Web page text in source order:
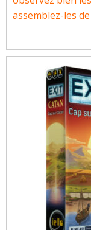
assemblez-les